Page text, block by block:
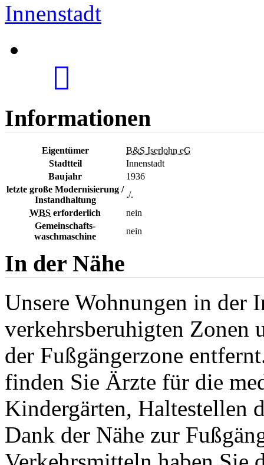
Innenstadt
Informationen
Eigentümer
B&S Iserlohn eG
Stadtteil
Innenstadt
Baujahr
1936
letzte große Modernisierung /
Instandhaltung
./.
WBS erforderlich
nein
Gemeinschafts-
waschmaschine
nein
In der Nähe
Unsere Wohnungen in der
verkehrsberuhigten Zonen
der Fußgängerzone
finden Sie Ärzte für die
Kindergärten, Haltestellen
Dank der Nähe zur